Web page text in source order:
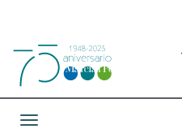
Toggle navigation